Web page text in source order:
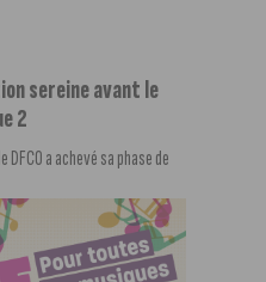
sereine avant le
2
DFCO a achevé sa phase de